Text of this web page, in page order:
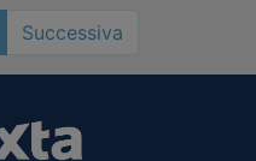
Successiva